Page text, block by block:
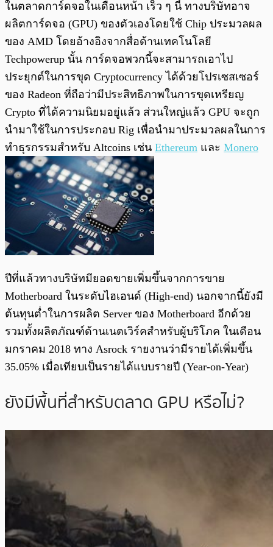
ในตลาดการ์ดจอในเดือนหน้า เร็ว ๆ นี้ ทางบริษัทอาจ
ผลิตการ์ดจอ (GPU) ของตัวเองโดยใช้ Chip ประมวลผล
ของ AMD โดยอ้างอิงจากสื่อด้านเทคโนโลยี
Techpowerup นั้น การ์ดจอพวกนี้จะสามารถเอาไป
ประยุกต์ในการขุด Cryptocurrency ได้ด้วยโปรเซสเซอร์
ของ Radeon ที่ถือว่ามีประสิทธิภาพในการขุดเหรียญ
Crypto ที่ได้ความนิยมอยู่แล้ว ส่วนใหญ่แล้ว GPU จะถูก
นำมาใช้ในการประกอบ Rig เพื่อนำมาประมวลผลในการ
ทำธุรกรรมสำหรับ Altcoins เช่น Ethereum และ Monero
ปีที่แล้วทางบริษัทมียอดขายเพิ่มขึ้นจากการขาย
Motherboard ในระดับไฮเอนด์ (High-end) นอกจากนี้ยังมี
ต้นทุนต่ำในการผลิต Server ของ Motherboard อีกด้วย
รวมทั้งผลิตภัณฑ์ด้านเนตเวิร์คสำหรับผู้บริโภค ในเดือน
มกราคม 2018 ทาง Asrock รายงานว่ามีรายได้เพิ่มขึ้น
35.05% เมื่อเทียบเป็นรายได้แบบรายปี (Year-on-Year)
ยังมีพื้นที่สำหรับตลาด GPU หรือไม่?